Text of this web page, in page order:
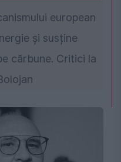
european
și susține
cărbune. Critici la